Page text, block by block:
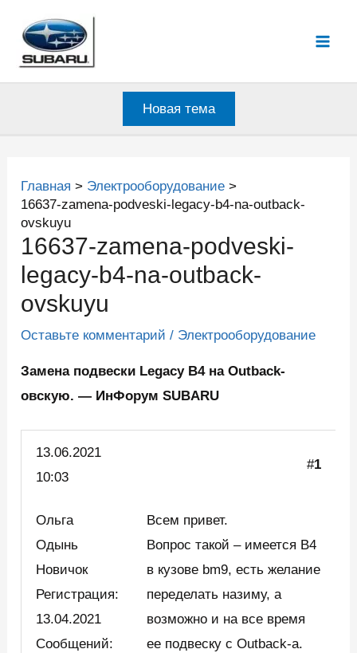
содержимому
Новая тема
Главная
Электрооборудование
16637-zamena-podveski-legacy-b4-na-outback-
ovskuyu
16637-zamena-podveski-
legacy-b4-na-outback-
ovskuyu
Оставьте комментарий / Электрооборудование
Замена подвески Legacy B4 на Outback-
овскую. — ИнФорум SUBARU
13.06.2021
10:03
#1
Ольга
Одынь
Новичок
Регистрация:
13.04.2021
Сообщений:
Всем привет.
Вопрос такой – имеется B4
в кузове bm9, есть желание
переделать назиму, а
возможно и на все время
ее подвеску с Outback-а.